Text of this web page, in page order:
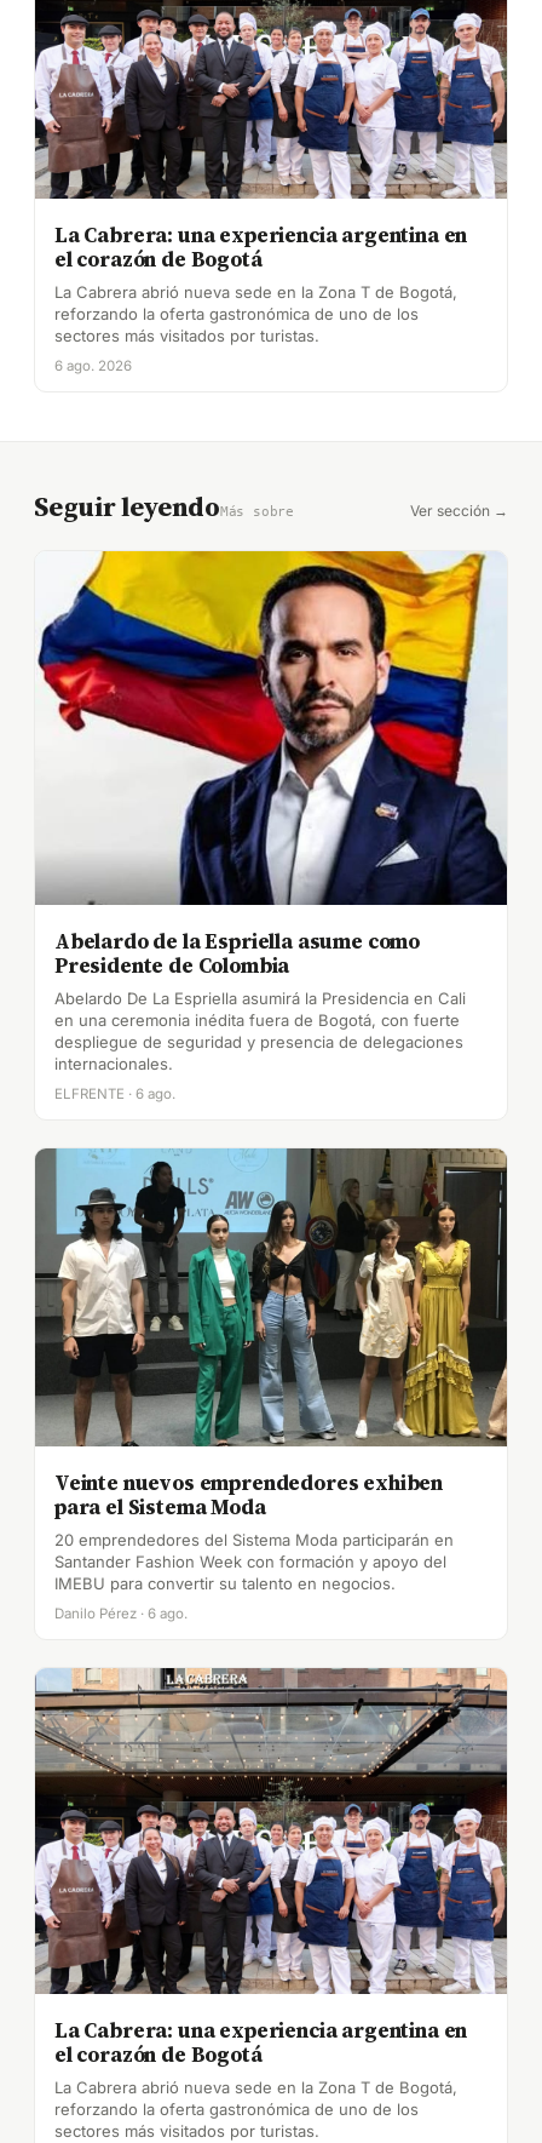
La Cabrera: una experiencia argentina en
el corazón de Bogotá
La Cabrera abrió nueva sede en la Zona T de Bogotá,
reforzando la oferta gastronómica de uno de los
sectores más visitados por turistas.
6 ago. 2026
Seguir leyendoMás sobre Ver sección →
Abelardo de la Espriella asume como
Presidente de Colombia
Abelardo De La Espriella asumirá la Presidencia en Cali
en una ceremonia inédita fuera de Bogotá, con fuerte
despliegue de seguridad y presencia de delegaciones
internacionales.
ELFRENTE · 6 ago.
Veinte nuevos emprendedores exhiben
para el Sistema Moda
20 emprendedores del Sistema Moda participarán en
Santander Fashion Week con formación y apoyo del
IMEBU para convertir su talento en negocios.
Danilo Pérez · 6 ago.
La Cabrera: una experiencia argentina en
el corazón de Bogotá
La Cabrera abrió nueva sede en la Zona T de Bogotá,
reforzando la oferta gastronómica de uno de los
sectores más visitados por turistas.